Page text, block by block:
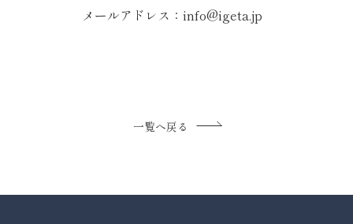
メールアドレス：info@igeta.jp
一覧へ戻る